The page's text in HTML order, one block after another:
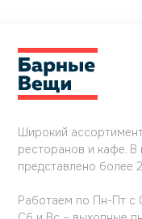
Широкий
ресторанов и кафе. В
представлено более
Работаем по Пн-Пт с